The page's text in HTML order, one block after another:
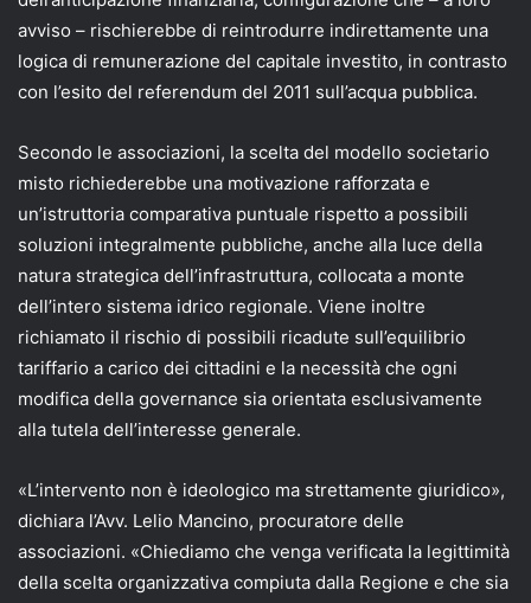
avviso – rischierebbe di reintrodurre indirettamente una
logica di remunerazione del capitale investito, in contrasto
con l’esito del referendum del 2011 sull’acqua pubblica.
Secondo le associazioni, la scelta del modello societario
misto richiederebbe una motivazione rafforzata e
un’istruttoria comparativa puntuale rispetto a possibili
soluzioni integralmente pubbliche, anche alla luce della
natura strategica dell’infrastruttura, collocata a monte
dell’intero sistema idrico regionale. Viene inoltre
richiamato il rischio di possibili ricadute sull’equilibrio
tariffario a carico dei cittadini e la necessità che ogni
modifica della governance sia orientata esclusivamente
alla tutela dell’interesse generale.
«L’intervento non è ideologico ma strettamente giuridico»,
dichiara l’Avv. Lelio Mancino, procuratore delle
associazioni. «Chiediamo che venga verificata la legittimità
della scelta organizzativa compiuta dalla Regione e che sia